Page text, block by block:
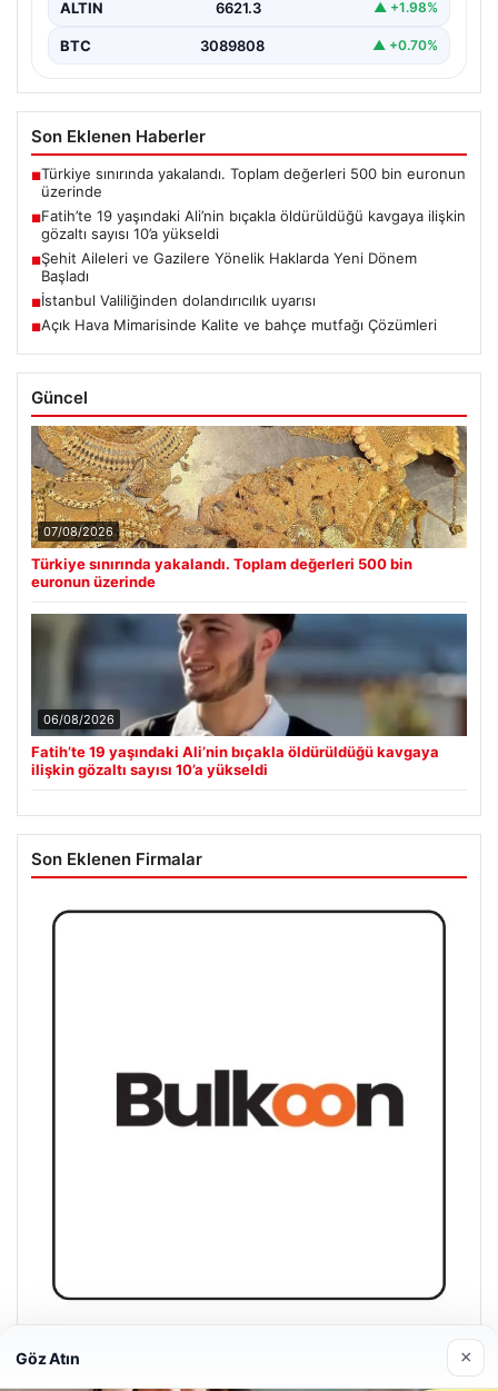
ALTIN 6621.3 ▲ +1.98%
BTC 3089808 ▲ +0.70%
Son Eklenen Haberler
■Türkiye sınırında yakalandı. Toplam değerleri 500 bin euronun
üzerinde
■Fatih’te 19 yaşındaki Ali’nin bıçakla öldürüldüğü kavgaya ilişkin
gözaltı sayısı 10’a yükseldi
■Şehit Aileleri ve Gazilere Yönelik Haklarda Yeni Dönem
Başladı
■İstanbul Valiliğinden dolandırıcılık uyarısı
■Açık Hava Mimarisinde Kalite ve bahçe mutfağı Çözümleri
Güncel
07/08/2026
Türkiye sınırında yakalandı. Toplam değerleri 500 bin
euronun üzerinde
06/08/2026
Fatih’te 19 yaşındaki Ali’nin bıçakla öldürüldüğü kavgaya
ilişkin gözaltı sayısı 10’a yükseldi
Son Eklenen Firmalar
Bulkoon Toptan Ayakkabı
Göz Atın ×